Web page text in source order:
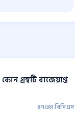
গ্রন্থটি বাজেয়াপ্ত
৪৭তম বিসিএস